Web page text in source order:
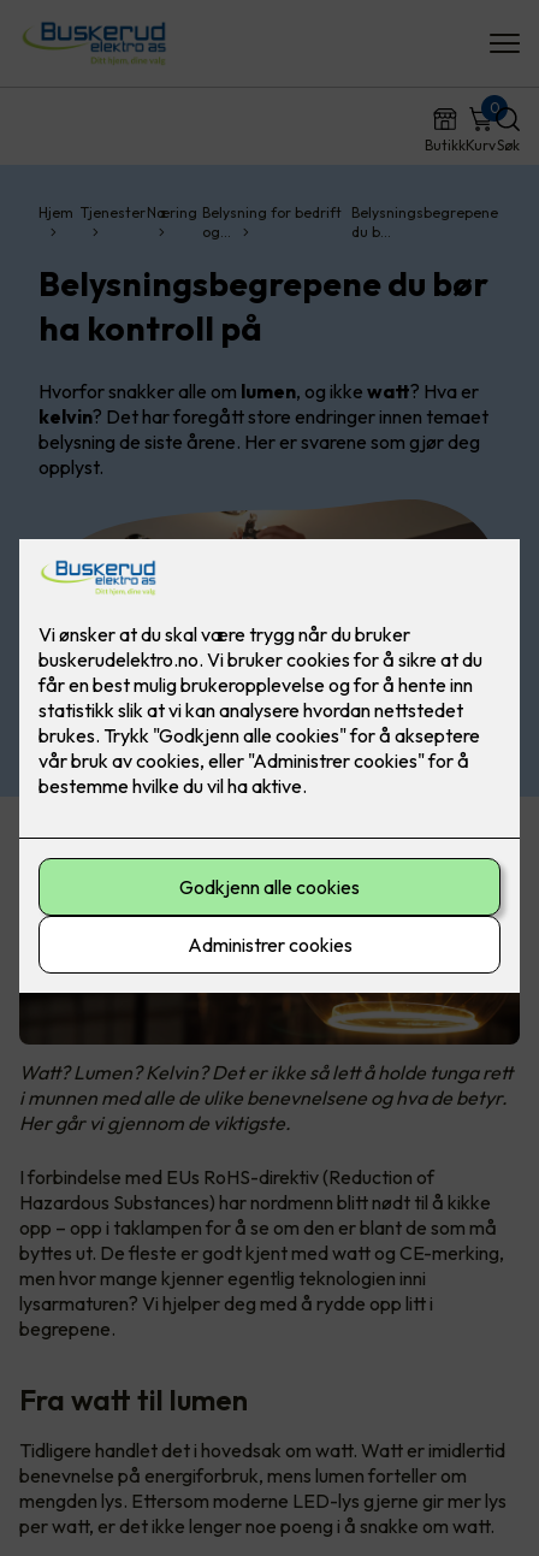
ButikkKurv
0
Søk
Hjem TjenesterNæring Belysning for bedrift
og…
Belysningsbegrepene
du b…
Belysningsbegrepene du bør
ha kontroll på
Hvorfor snakker alle om lumen, og ikke watt? Hva er
kelvin? Det har foregått store endringer innen temaet
belysning de siste årene. Her er svarene som gjør deg
opplyst.
Watt? Lumen? Kelvin? Det er ikke så lett å holde tunga rett
i munnen med alle de ulike benevnelsene og hva de betyr.
Her går vi gjennom de viktigste.
I forbindelse med EUs RoHS-direktiv (Reduction of
Hazardous Substances) har nordmenn blitt nødt til å kikke
opp – opp i taklampen for å se om den er blant de som må
byttes ut. De fleste er godt kjent med watt og CE-merking,
men hvor mange kjenner egentlig teknologien inni
lysarmaturen? Vi hjelper deg med å rydde opp litt i
begrepene.
Fra watt til lumen
Tidligere handlet det i hovedsak om watt. Watt er imidlertid
benevnelse på energiforbruk, mens lumen forteller om
mengden lys. Ettersom moderne LED-lys gjerne gir mer lys
per watt, er det ikke lenger noe poeng i å snakke om watt.